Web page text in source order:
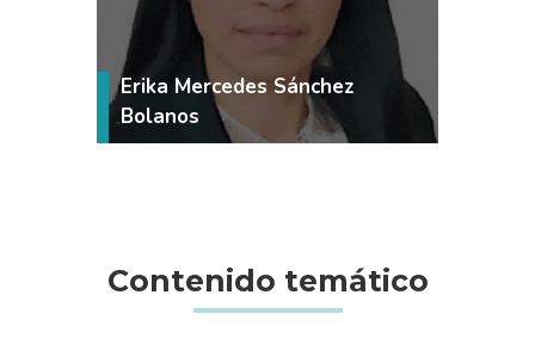
Erika Mercedes Sánchez
Bolanos
Contenido temático